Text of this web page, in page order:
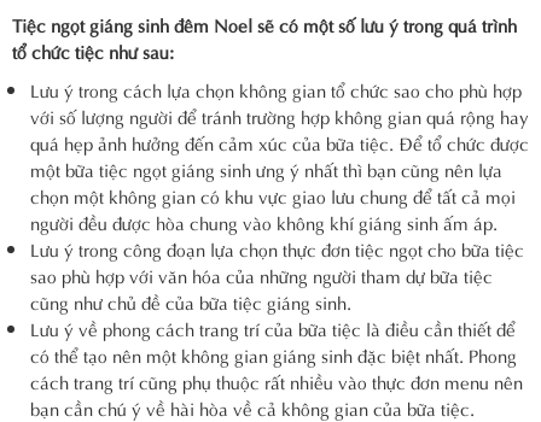
Tiệc ngọt giáng sinh đêm Noel sẽ có một số lưu ý trong quá trình
tổ chức tiệc như sau:
Lưu ý trong cách lựa chọn không gian tổ chức sao cho phù hợp
với số lượng người để tránh trường hợp không gian quá rộng hay
quá hẹp ảnh hưởng đến cảm xúc của bữa tiệc. Để tổ chức được
một bữa tiệc ngọt giáng sinh ưng ý nhất thì bạn cũng nên lựa
chọn một không gian có khu vực giao lưu chung để tất cả mọi
người đều được hòa chung vào không khí giáng sinh ấm áp.
Lưu ý trong công đoạn lựa chọn thực đơn tiệc ngọt cho bữa tiệc
sao phù hợp với văn hóa của những người tham dự bữa tiệc
cũng như chủ đề của bữa tiệc giáng sinh.
Lưu ý về phong cách trang trí của bữa tiệc là điều cần thiết để
có thể tạo nên một không gian giáng sinh đặc biệt nhất. Phong
cách trang trí cũng phụ thuộc rất nhiều vào thực đơn menu nên
bạn cần chú ý về hài hòa về cả không gian của bữa tiệc.